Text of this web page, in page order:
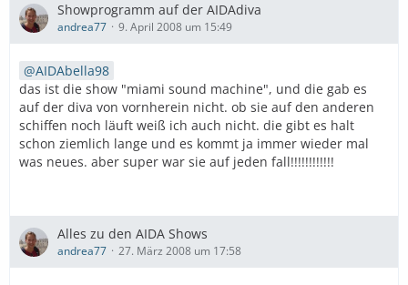
Showprogramm auf der AIDAdiva
andrea77 9. April 2008 um 15:49
AIDAbella98
das ist die show "miami sound machine", und die gab es
auf der diva von vornherein nicht. ob sie auf den anderen
schiffen noch läuft weiß ich auch nicht. die gibt es halt
schon ziemlich lange und es kommt ja immer wieder mal
was neues. aber super war sie auf jeden fall!!!!!!!!!!!!
Alles zu den AIDA Shows
andrea77 27. März 2008 um 17:58